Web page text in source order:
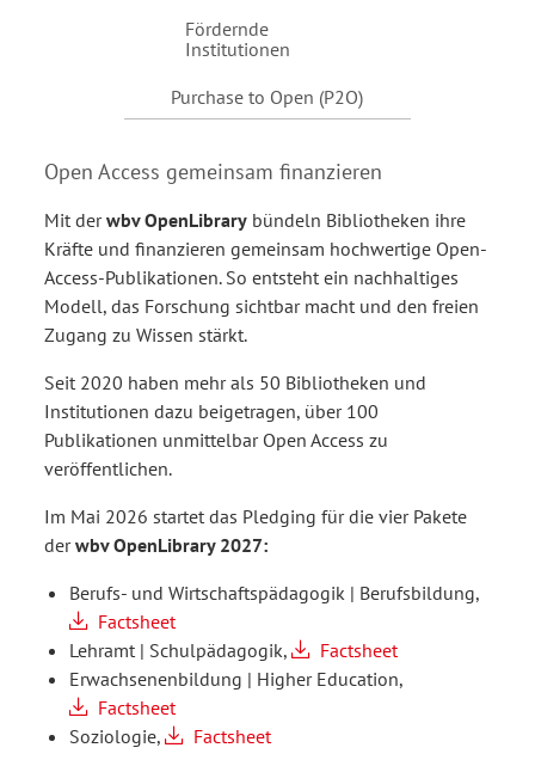
Fördernde
Institutionen
Purchase to Open (P2O)
Open Access gemeinsam finanzieren
Mit derwbv OpenLibrary bündeln Bibliotheken ihre
Kräfte und finanzieren gemeinsam hochwertige Open-
Access-Publikationen. So entsteht ein nachhaltiges
Modell, das Forschung sichtbar macht und den freien
Zugang zu Wissen stärkt.
Seit 2020 haben mehr als 50 Bibliotheken und
Institutionen dazu beigetragen, über 100
Publikationen unmittelbar Open Access zu
veröffentlichen.
Im Mai 2026 startet das Pledging für die vier Pakete
derwbv OpenLibrary 2027:
Berufs- und Wirtschaftspädagogik | Berufsbildung,
Factsheet
Lehramt | Schulpädagogik,
Factsheet
Erwachsenenbildung | Higher Education,
Factsheet
Soziologie,
Factsheet